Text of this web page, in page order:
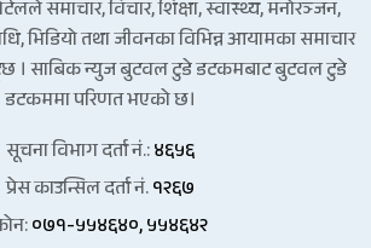
समाचार, विचार, शिक्षा, स्वास्थ्य, मनोरञ्जन,
भिडियो तथा जीवनका विभिन्न आयामका समाचार
। साबिक न्युज बुटवल टुडे डटकमबाट बुटवल टुडे
डटकममा परिणत भएको छ।
सूचना विभाग दर्ता नं.:४६५६
प्रेस काउन्सिल दर्ता नं.१२६७
०७१-५५४६४०, ५५४६४२